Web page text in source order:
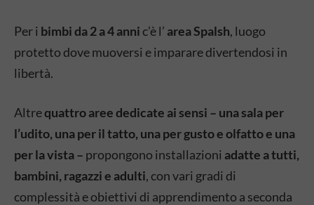
Per i bimbi da 2 a 4 anni c’è l’ area Spalsh, luogo
protetto dove muoversi e imparare divertendosi in
libertà.
Altrequattro aree dedicate ai sensi – una sala per
l’udito, una per il tatto, una per gusto e olfatto e una
per la vista – propongono installazioni adatte a tutti,
bambini, ragazzi e adulti, con vari gradi di
complessità e obiettivi di apprendimento a seconda